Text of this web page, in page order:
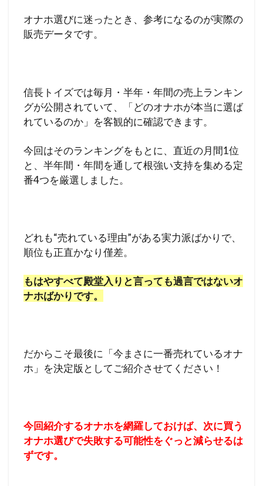
オナホ選びに迷ったとき、参考になるのが実際の
販売データです。
信長トイズでは毎月・半年・年間の売上ランキン
グが公開されていて、「どのオナホが本当に選ば
れているのか」を客観的に確認できます。
今回はそのランキングをもとに、直近の月間1位
と、半年間・年間を通して根強い支持を集める定
番4つを厳選しました。
どれも“売れている理由”がある実力派ばかりで、
順位も正直かなり僅差。
もはやすべて殿堂入りと言っても過言ではないオ
ナホばかりです。
だからこそ最後に「今まさに一番売れているオナ
ホ」を決定版としてご紹介させてください！
今回紹介するオナホを網羅しておけば、次に買う
オナホ選びで失敗する可能性をぐっと減らせるは
ずです。